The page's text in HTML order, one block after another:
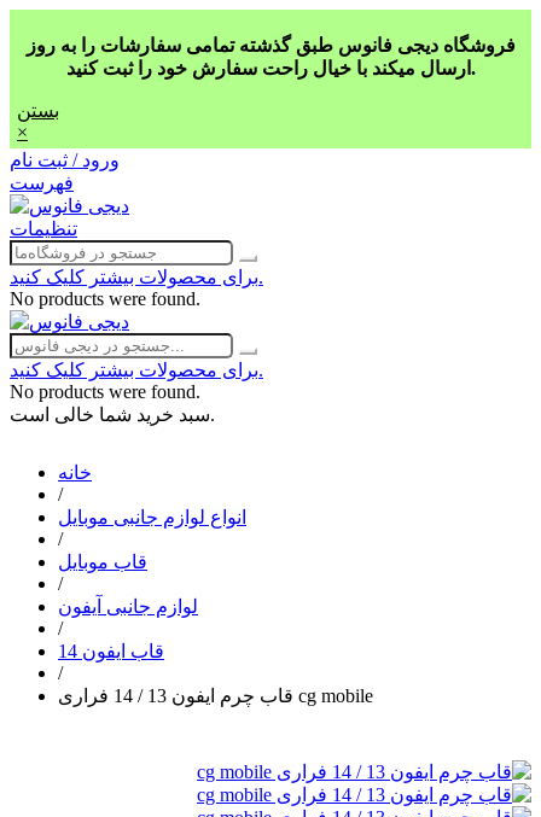
فروشگاه دیجی فانوس طبق گذشته تمامی سفارشات را به روز
ارسال میکند با خیال راحت سفارش خود را ثبت کنید.
بستن
×
ورود / ثبت نام
فهرست
تنظیمات
برای محصولات بیشتر کلیک کنید.
No products were found.
برای محصولات بیشتر کلیک کنید.
No products were found.
سبد خرید شما خالی است.
خانه
/
انواع لوازم جانبی موبایل
/
قاب موبایل
/
لوازم جانبی آیفون
/
قاب ایفون 14
/
قاب چرم ایفون 13 / 14 فراری cg mobile